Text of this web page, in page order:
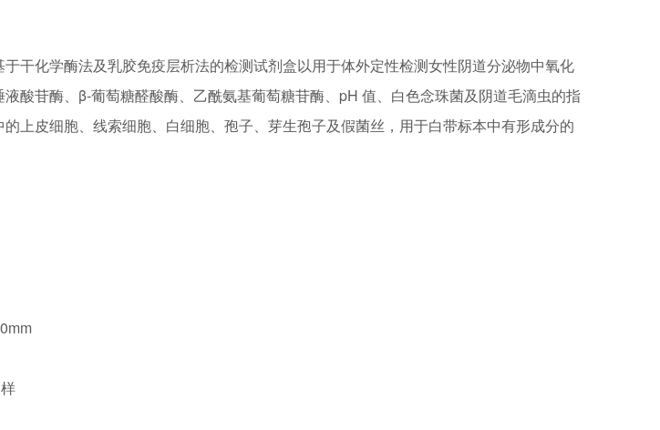
干化学酶法及乳胶免疫层析法的检测试剂盒以用于体外定性检测女性阴道分泌物中氧化
酸苷酶、β-葡萄糖醛酸酶、 乙酰氨基葡萄糖苷酶、pH 值、白色念珠菌及阴道毛滴虫的指
的上皮细胞、线索细胞、白细胞、孢子、芽生孢子及假菌丝，用于白带标本中有形成分的